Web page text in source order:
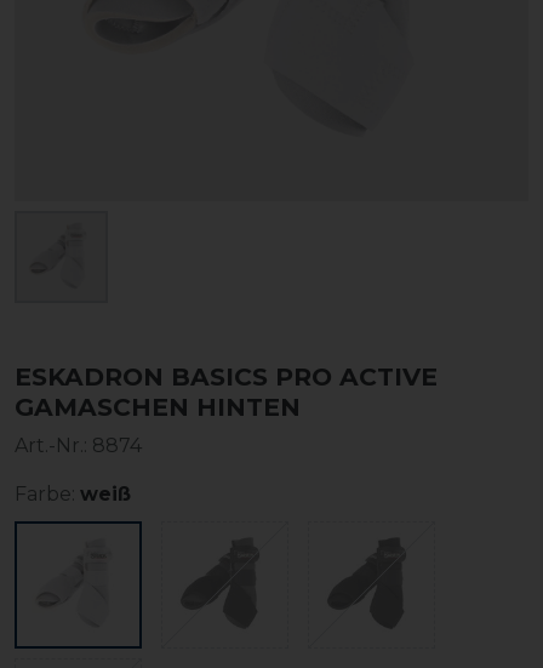
ESKADRON BASICS PRO ACTIVE
GAMASCHEN HINTEN
Art.-Nr.: 8874
Farbe: weiß